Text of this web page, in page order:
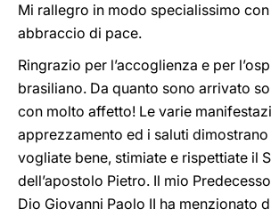
Mi rallegro in modo specialissimo
abbraccio di pace.
Ringrazio per l’accoglienza e per
brasiliano. Da quanto sono arrivato
con molto affetto! Le varie
apprezzamento ed i saluti
vogliate bene, stimiate e rispettiate il
dell’apostolo Pietro. Il mio
Dio Giovanni Paolo II ha menzionato